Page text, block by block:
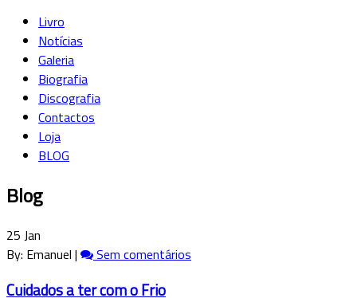
Livro
Notícias
Galeria
Biografia
Discografia
Contactos
Loja
BLOG
Blog
25 Jan
By: Emanuel |
Sem comentários
Cuidados a ter com o Frio